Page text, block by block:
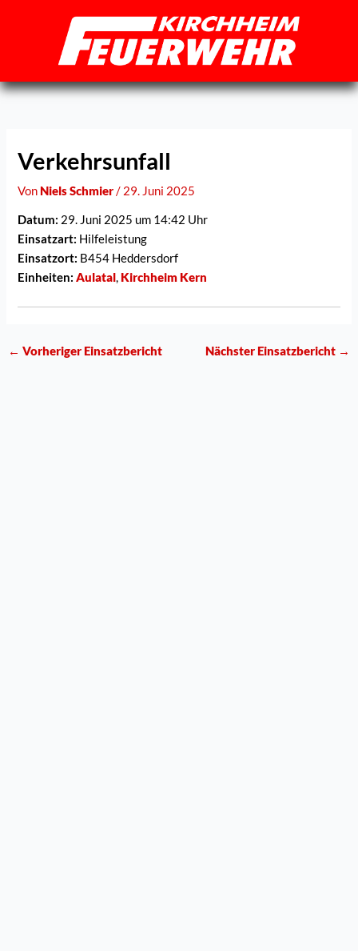
Verkehrsunfall
VonNiels Schmier/ 29. Juni 2025
Datum: 29. Juni 2025 um 14:42 Uhr
Einsatzart: Hilfeleistung
Einsatzort: B454 Heddersdorf
Einheiten: Aulatal,Kirchheim Kern
← Vorheriger Einsatzbericht Nächster Einsatzbericht →